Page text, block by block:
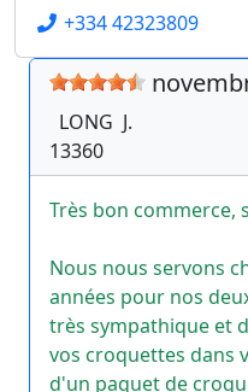
+334 42323809
LONG J.
13360
Très bon commerce,
Nous nous servons
années pour nos
très sympathique et
vos croquettes dans
d'un paquet de